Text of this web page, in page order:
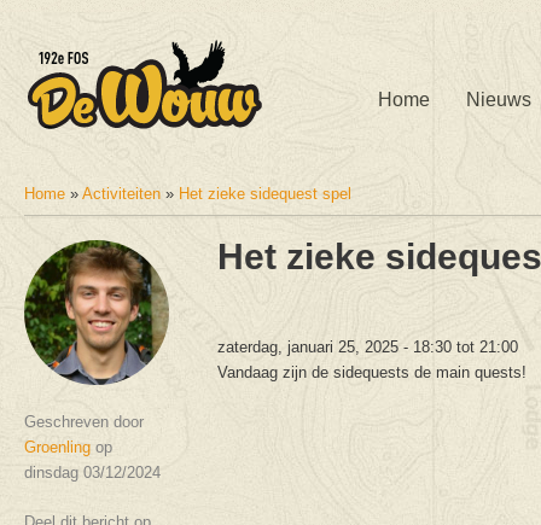
Home Nieuws
U bent hier
Home » Activiteiten » Het zieke sidequest spel
Geschreven door
Groenling op
dinsdag 03/12/2024
Deel dit bericht op
Het zieke
zaterdag, januari 25, 2025 - 18:30 tot 21:00
Vandaag zijn de sidequests de main quests!